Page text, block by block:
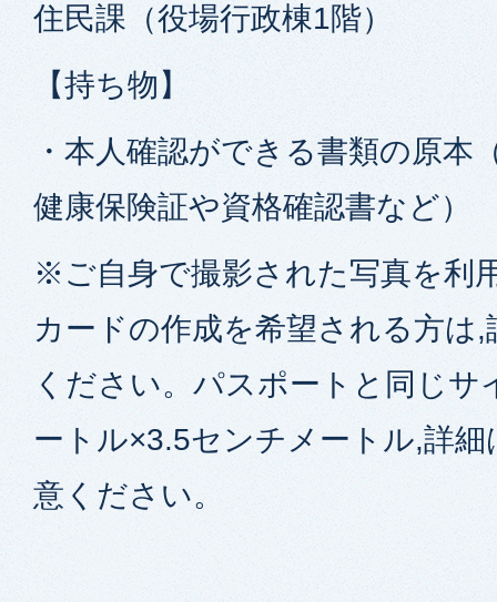
住民課（役場行政棟1階）
【持ち物】
・本人確認ができる書類の原本
健康保険証や資格確認書など）
※ご自身で撮影された写真を利
カードの作成を希望される方は
ください。パスポートと同じサ
ートル×3.5センチメートル,詳細
意ください。